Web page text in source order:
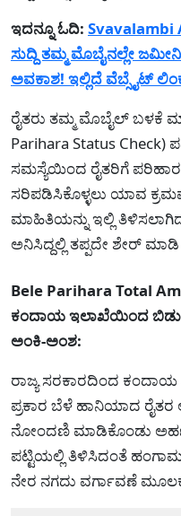
ಇದನ್ನೂ ಓದಿ: Svavalambi
ಸುದ್ದಿ ತಮ್ಮ ಮೊಬೈನಲ್ಲೇ
ಅವಕಾಶ! ಇಲ್ಲಿದೆ ವೆಬ್ಸೈಟ್
ರೈತರು ತಮ್ಮ ಮೊಬೈಲ್ ಬಳಕೆ
Parihara Status Check)
ಸಮಸ್ಯೆಯಿಂದ ರೈತರಿಗೆ ಪರಿಹಾರ
ಸರಿಪಡಿಸಿಕೊಳ್ಳಲು ಯಾವ
ಮಾಹಿತಿಯನ್ನು ಇಲ್ಲಿ
ಅನಿಸಿದ್ದಲ್ಲಿ ತಪ್ಪದೇ ಶೇರ್
Bele Parihara Total
ಕಂದಾಯ ಇಲಾಖೆಯಿಂದ
ಅಂಕಿ-ಅಂಶ:
ರಾಜ್ಯ ಸರಕಾರದಿಂದ
ಪ್ರಕಾರ ಬೆಳೆ ಹಾನಿಯಾದ ರೈತರ
ನೋಂದಣಿ ಮಾಡಿಕೊಂಡು
ಪಟ್ಟಿಯಲ್ಲಿ ತಿಳಿಸಿದಂತೆ
ನೇರ ನಗದು ವರ್ಗಾವಣೆ